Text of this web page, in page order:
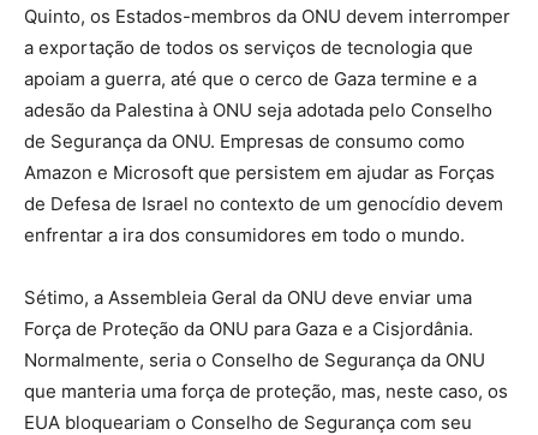
Quinto, os Estados-membros da ONU devem interromper
a exportação de todos os serviços de tecnologia que
apoiam a guerra, até que o cerco de Gaza termine e a
adesão da Palestina à ONU seja adotada pelo Conselho
de Segurança da ONU. Empresas de consumo como
Amazon e Microsoft que persistem em ajudar as Forças
de Defesa de Israel no contexto de um genocídio devem
enfrentar a ira dos consumidores em todo o mundo.
Sétimo, a Assembleia Geral da ONU deve enviar uma
Força de Proteção da ONU para Gaza e a Cisjordânia.
Normalmente, seria o Conselho de Segurança da ONU
que manteria uma força de proteção, mas, neste caso, os
EUA bloqueariam o Conselho de Segurança com seu